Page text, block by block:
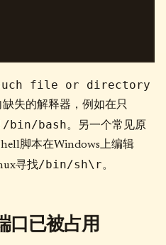
file or directory
失的解释器，例如在只
bin/bash。另一个常见原
脚本在Windows上编辑
寻找/bin/sh\r。
口已被占用